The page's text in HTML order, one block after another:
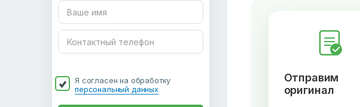
Я согласен на обработку
персональный данных
Отправим
оригинал